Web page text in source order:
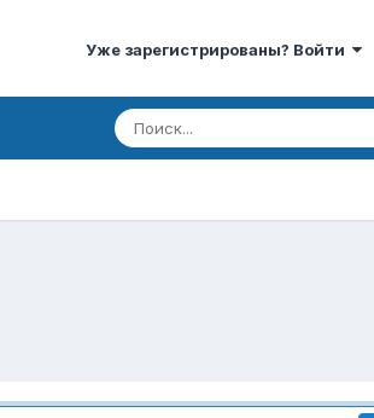
Уже зарегистрированы? Войти